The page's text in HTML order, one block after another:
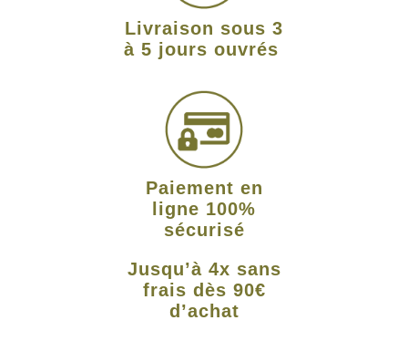
Livraison sous 3
à 5 jours ouvrés
Paiement en
ligne 100%
sécurisé
Jusqu’à 4x sans
frais dès 90€
d’achat